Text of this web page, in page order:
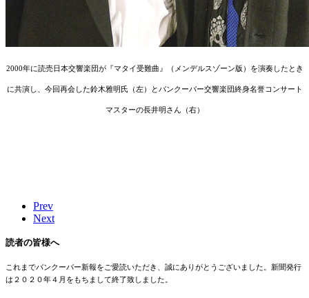
2000年に読売日本交響楽団が『マタイ受難曲』（メンデルスゾーン版）を演奏したとき
に共演し、今回再会した鈴木雅明氏（左）とバンクーバー交響楽団終身名誉コンサート
マスターの長井明さん（右）
Prev
Next
読者の皆様へ
これまでバンクーバー新報をご愛読いただき、誠にありがとうございました。新聞発行
は２０２０年４月をもちまして終了致しました。